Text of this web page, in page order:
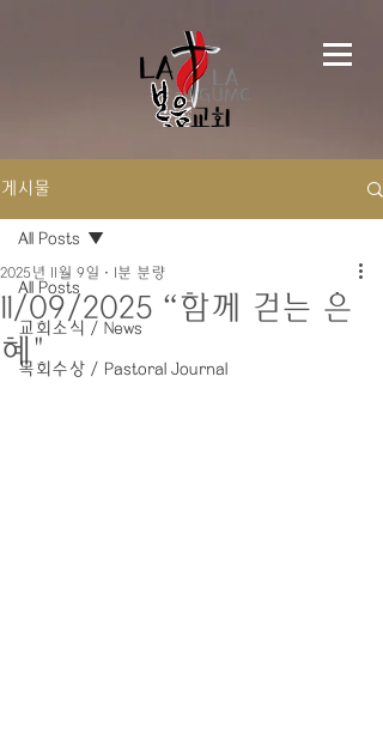
게시물
All Posts
교회소식 / News
목회수상 / Pastoral Journal
All Posts
11/09/2025 “함께 걷는 은
혜"
2025년 11월 9일 1분 분량